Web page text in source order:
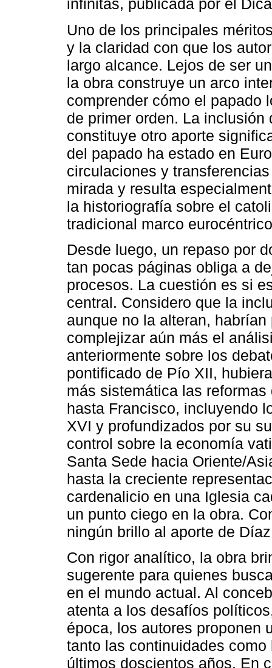
infinitas, publicada por el
Uno de los principales
y la claridad con que los
largo alcance. Lejos de ser
la obra construye un arco
comprender cómo el papado
de primer orden. La
constituye otro aporte
del papado ha estado en
circulaciones y
mirada y resulta
la historiografía sobre el
tradicional marco
Desde luego, un repaso por
tan pocas páginas obliga a
procesos. La cuestión es si
central. Considero que la
aunque no la alteran,
complejizar aún más el
anteriormente sobre los
pontificado de Pío XII,
más sistemática las
hasta Francisco, incluyendo
XVI y profundizados por su
control sobre la economía
Santa Sede hacia Oriente/
hasta la creciente
cardenalicio en una Iglesia
un punto ciego en la obra.
ningún brillo al aporte de
Con rigor analítico, la obra
sugerente para quienes
en el mundo actual. Al
atenta a los desafíos
época, los autores proponen
tanto las continuidades
últimos doscientos años. En